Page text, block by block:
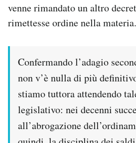
venne rimandato un altro
rimettesse ordine nella
Confermando l’adagio
non v’è nulla di più
stiamo tuttora attendendo
legislativo: nei decenni
all’abrogazione